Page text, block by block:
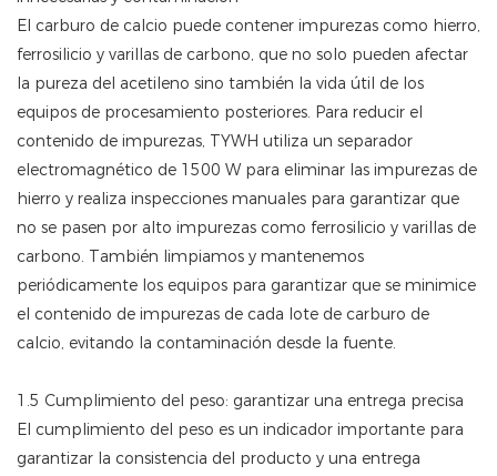
El carburo de calcio puede contener impurezas como hierro,
ferrosilicio y varillas de carbono, que no solo pueden afectar
la pureza del acetileno sino también la vida útil de los
equipos de procesamiento posteriores. Para reducir el
contenido de impurezas, TYWH utiliza un separador
electromagnético de 1500 W para eliminar las impurezas de
hierro y realiza inspecciones manuales para garantizar que
no se pasen por alto impurezas como ferrosilicio y varillas de
carbono. También limpiamos y mantenemos
periódicamente los equipos para garantizar que se minimice
el contenido de impurezas de cada lote de carburo de
calcio, evitando la contaminación desde la fuente.
1.5 Cumplimiento del peso: garantizar una entrega precisa
El cumplimiento del peso es un indicador importante para
garantizar la consistencia del producto y una entrega